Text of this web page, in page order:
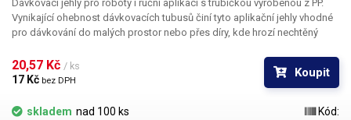
Dávkovací jehly pro roboty i ruční aplikaci s trubičkou vyrobenou z PP.
Vynikající ohebnost dávkovacích tubusů činí tyto aplikační jehly vhodné
pro dávkování do malých prostor nebo přes díry, kde hrozí nechtěný
popřípadě hrozí poškození obrobku nechtěným kontaktem s hrotem
jehly.
20,57 Kč / ks
17 Kč bez DPH
Koupit
skladem nad 100 ks
Kód: